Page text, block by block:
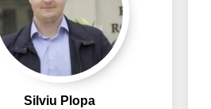
Silviu Plopa